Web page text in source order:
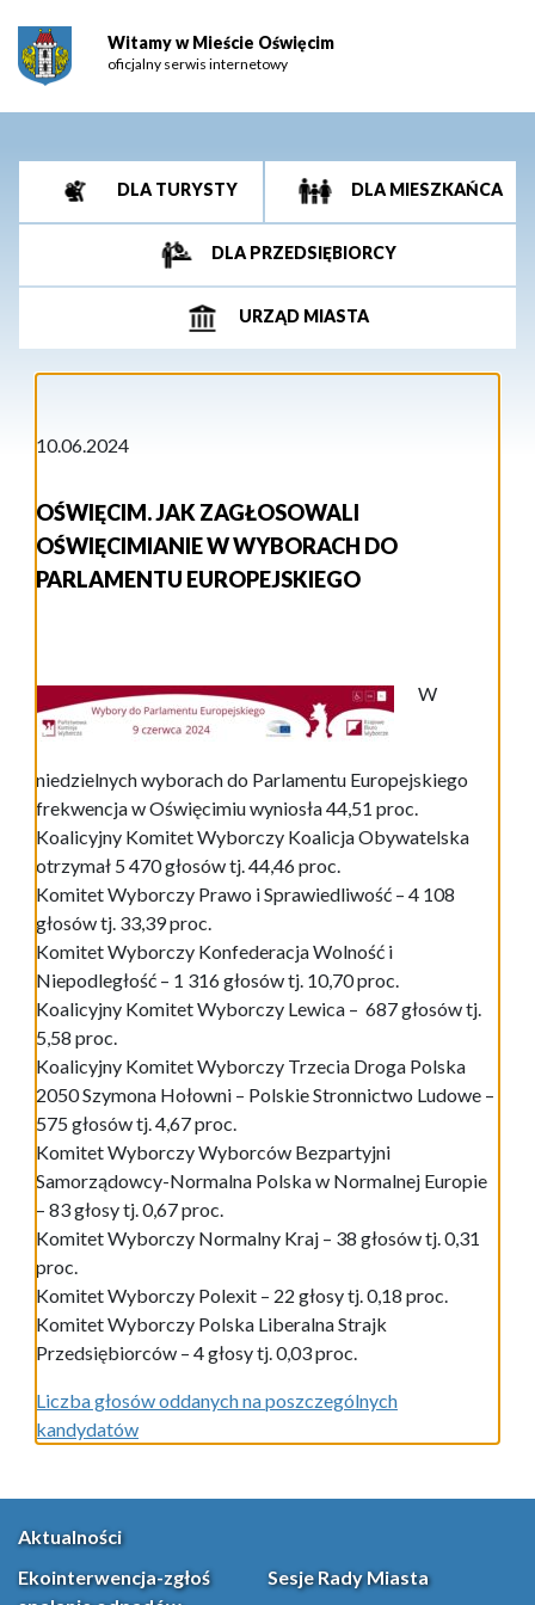
Witamy w Mieście Oświęcim
oficjalny serwis internetowy
DLA TURYSTY DLA MIESZKAŃCA
DLA PRZEDSIĘBIORCY
URZĄD MIASTA
10.06.2024
OŚWIĘCIM. JAK ZAGŁOSOWALI
OŚWIĘCIMIANIE W WYBORACH DO
PARLAMENTU EUROPEJSKIEGO
W
niedzielnych wyborach do Parlamentu Europejskiego
frekwencja w Oświęcimiu wyniosła 44,51 proc.
Koalicyjny Komitet Wyborczy Koalicja Obywatelska
otrzymał 5 470 głosów tj. 44,46 proc.
Komitet Wyborczy Prawo i Sprawiedliwość – 4 108
głosów tj. 33,39 proc.
Komitet Wyborczy Konfederacja Wolność i
Niepodległość – 1 316 głosów tj. 10,70 proc.
Koalicyjny Komitet Wyborczy Lewica – 687 głosów tj.
5,58 proc.
Koalicyjny Komitet Wyborczy Trzecia Droga Polska
2050 Szymona Hołowni – Polskie Stronnictwo Ludowe –
575 głosów tj. 4,67 proc.
Komitet Wyborczy Wyborców Bezpartyjni
Samorządowcy-Normalna Polska w Normalnej Europie
– 83 głosy tj. 0,67 proc.
Komitet Wyborczy Normalny Kraj – 38 głosów tj. 0,31
proc.
Komitet Wyborczy Polexit – 22 głosy tj. 0,18 proc.
Komitet Wyborczy Polska Liberalna Strajk
Przedsiębiorców – 4 głosy tj. 0,03 proc.
Liczba głosów oddanych na poszczególnych
kandydatów
Aktualności
Ekointerwencja-zgłoś
Sesje Rady Miasta